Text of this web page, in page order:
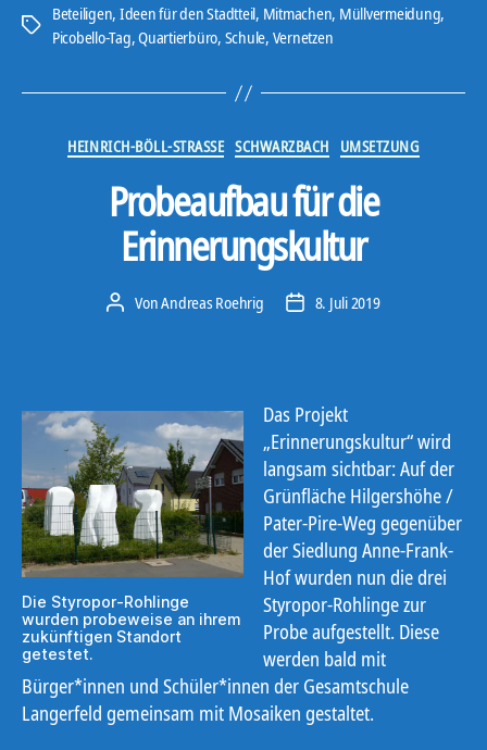
mit
180
Schlagwörter
Beteiligen, Ideen für den Stadtteil, Mitmachen, Müllvermeidung,
Picobello-Tag,Quartierbüro, Schule, Vernetzen
Kategorien
HEINRICH-BÖLL-STRASSE SCHWARZBACH UMSETZUNG
Probeaufbau für die
Erinnerungskultur
Beitragsautor
VonAndreas Roehrig Veröffentlichungsdatum
8. Juli 2019
Die Styropor-Rohlinge
wurden probeweise an ihrem
zukünftigen Standort
getestet.
Das Projekt
„Erinnerungskultur“ wird
langsam sichtbar: Auf der
Grünfläche Hilgershöhe /
Pater-Pire-Weg gegenüber
der Siedlung Anne-Frank-
Hof wurden nun die drei
Styropor-Rohlinge zur
Probe aufgestellt. Diese
werden bald mit
Bürger*innen und Schüler*innen der Gesamtschule
Langerfeld gemeinsam mit Mosaiken gestaltet.